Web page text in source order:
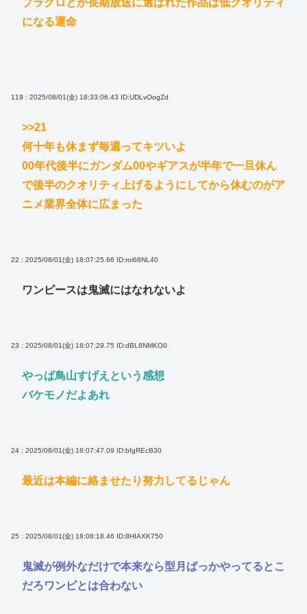
ブラクロとか長期放送に選ばれた作品は低クオリティ
になる運命
119 : 2025/08/01(金) 18:33:06.43 ID:UDLvOogZd
>>21
何十年も休まず毎週ってキツいよ
00年代後半にガンダム00やギアスが半年で一旦休ん
で後半のクオリティ上げるようにしてから休むのがア
ニメ業界全体に広まった
22 : 2025/08/01(金) 18:07:25.66 ID:roi68NL40
ワンピースは鬼滅にはなれないよ
23 : 2025/08/01(金) 18:07:29.75 ID:dBL8NMKO0
やっぱ鳥山すげえという感想
バケモノだよあれ
24 : 2025/08/01(金) 18:07:47.09 ID:bfgREcB30
最近は本編に絡ませたり努力してるじゃん
25 : 2025/08/01(金) 18:08:18.46 ID:8HIAXK750
鬼滅が例外なだけで本来なら型月ばっかやってるとこ
だろワンピとは合わない